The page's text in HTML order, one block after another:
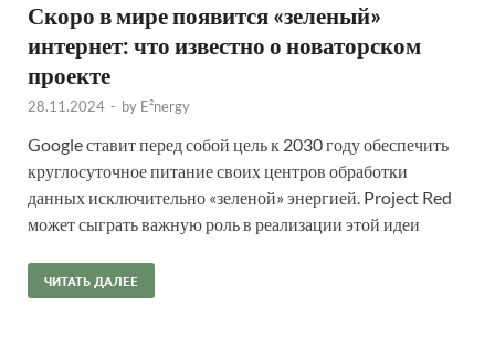
Скоро в мире появится «зеленый»
интернет: что известно о новаторском
проекте
28.11.2024 - by E²nergy
Google ставит перед собой цель к 2030 году обеспечить
круглосуточное питание своих центров обработки
данных исключительно «зеленой» энергией. Project Red
может сыграть важную роль в реализации этой идеи
ЧИТАТЬ ДАЛЕЕ